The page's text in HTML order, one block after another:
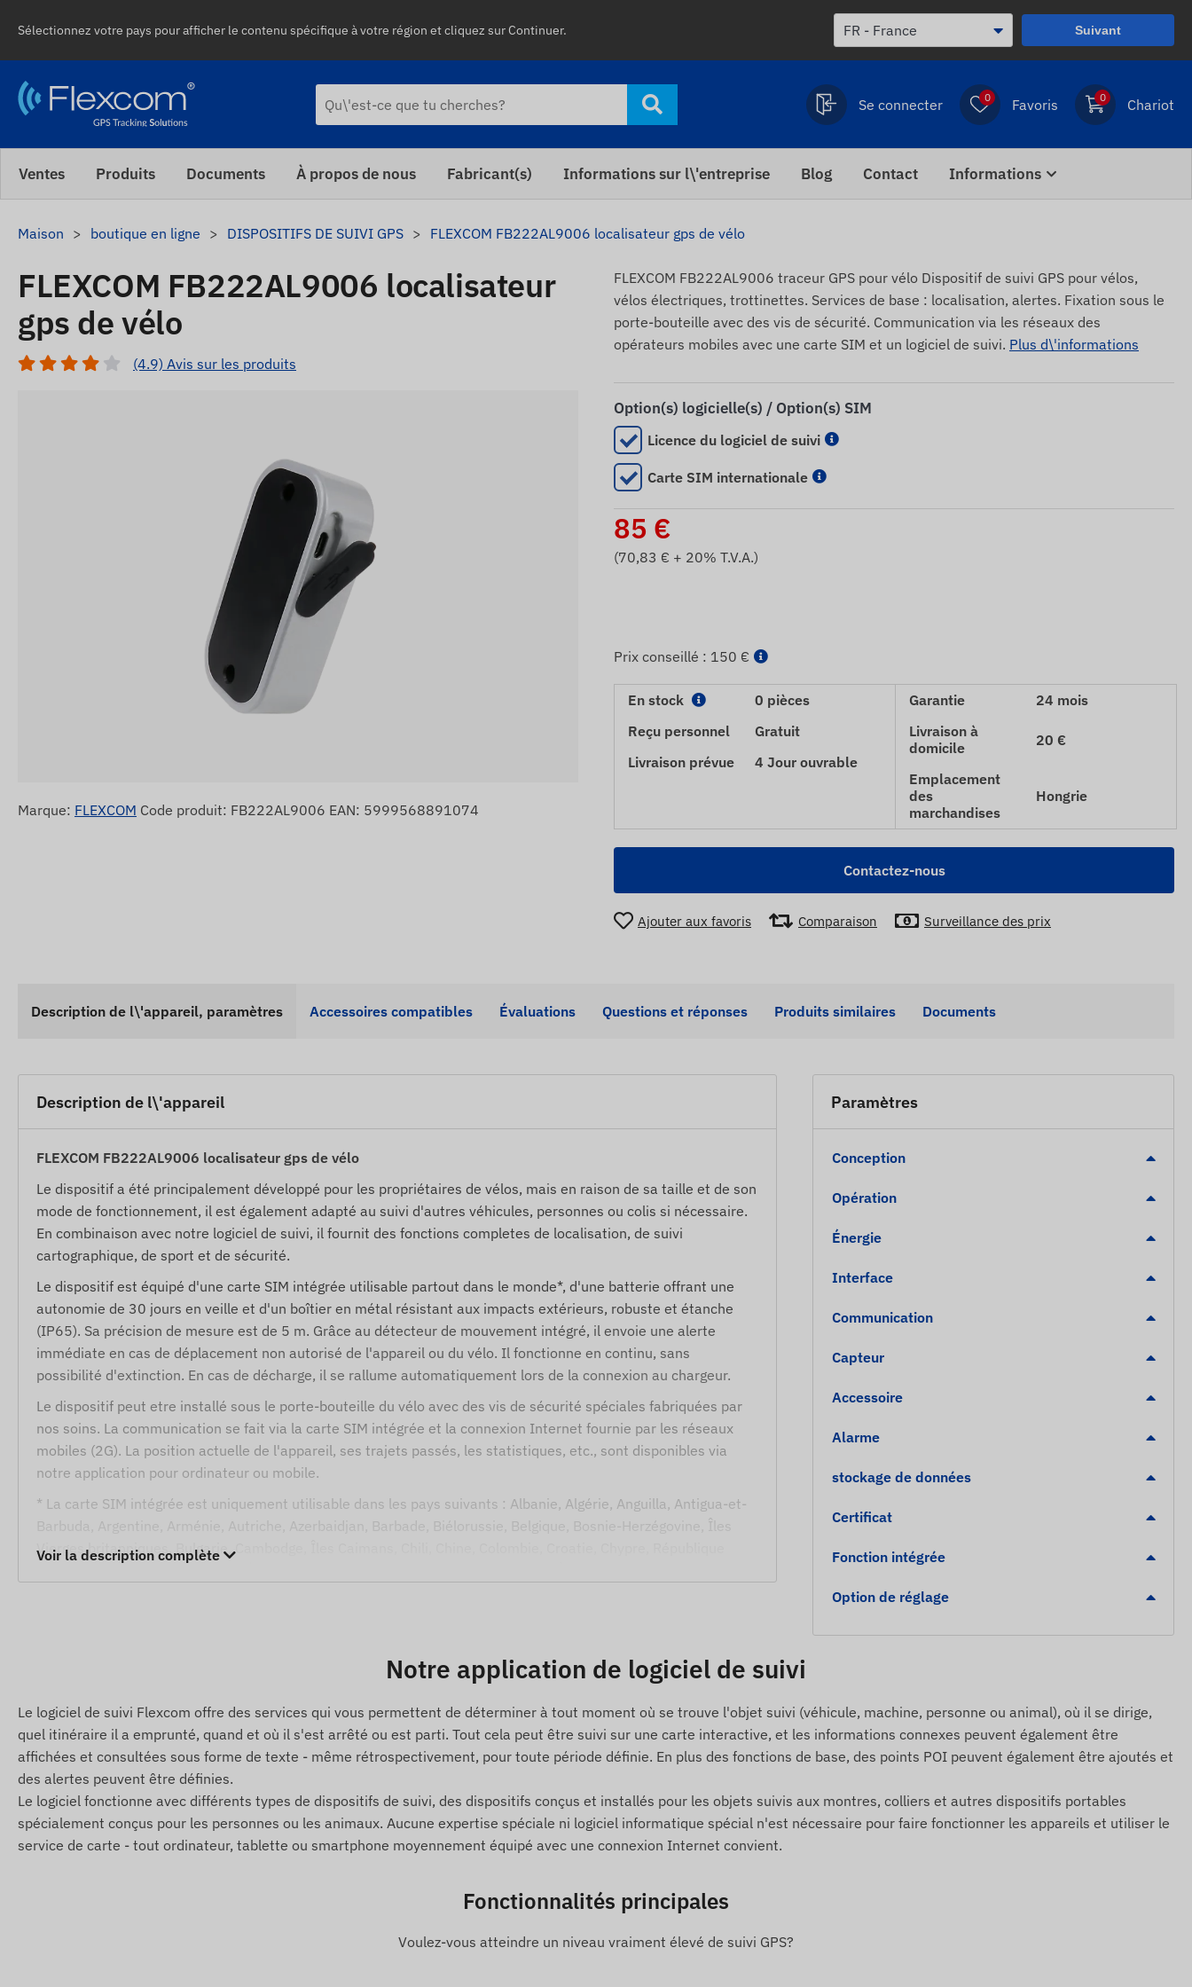
Sélectionnez votre pays pour afficher le contenu spécifique à votre région et cliquez sur Continuer. Suivant
Se connecter 0 Favoris 0 Chariot
Ventes Produits Documents À propos de nous Fabricant(s) Informations sur l\'entreprise Blog Contact Informations
Maison boutique en ligne DISPOSITIFS DE SUIVI GPS FLEXCOM FB222AL9006 localisateur gps de vélo
FLEXCOM FB222AL9006 localisateur
gps de vélo
(4.9) Avis sur les produits
Marque: FLEXCOM Code produit: FB222AL9006 EAN: 5999568891074
FLEXCOM FB222AL9006 traceur GPS pour vélo Dispositif de suivi GPS pour vélos,
vélos électriques, trottinettes. Services de base : localisation, alertes. Fixation sous le
porte-bouteille avec des vis de sécurité. Communication via les réseaux des
opérateurs mobiles avec une carte SIM et un logiciel de suivi. Plus d\'informations
Option(s) logicielle(s) / Option(s) SIM
Licence du logiciel de suivi
Carte SIM internationale
85 €
(70,83 € + 20% T.V.A.)
Prix ​​conseillé : 150 €
En stock
0 pièces
Reçu personnel
Gratuit
Livraison prévue
4 Jour ouvrable
Garantie
24 mois
Livraison à
domicile
20 €
Emplacement
des
marchandises
Hongrie
Contactez-nous
Ajouter aux favoris Comparaison Surveillance des prix
Description de l\'appareil, paramètres Accessoires compatibles Évaluations Questions et réponses Produits similaires Documents
Description de l\'appareil
FLEXCOM FB222AL9006 localisateur gps de vélo
Le dispositif a été principalement développé pour les propriétaires de vélos, mais en raison de sa taille et de son
mode de fonctionnement, il est également adapté au suivi d'autres véhicules, personnes ou colis si nécessaire.
En combinaison avec notre logiciel de suivi, il fournit des fonctions completes de localisation, de suivi
cartographique, de sport et de sécurité.
Le dispositif est équipé d'une carte SIM intégrée utilisable partout dans le monde*, d'une batterie offrant une
autonomie de 30 jours en veille et d'un boîtier en métal résistant aux impacts extérieurs, robuste et étanche
(IP65). Sa précision de mesure est de 5 m. Grâce au détecteur de mouvement intégré, il envoie une alerte
immédiate en cas de déplacement non autorisé de l'appareil ou du vélo. Il fonctionne en continu, sans
possibilité d'extinction. En cas de décharge, il se rallume automatiquement lors de la connexion au chargeur.
Le dispositif peut etre installé sous le porte-bouteille du vélo avec des vis de sécurité spéciales fabriquées par
nos soins. La communication se fait via la carte SIM intégrée et la connexion Internet fournie par les réseaux
mobiles (2G). La position actuelle de l'appareil, ses trajets passés, les statistiques, etc., sont disponibles via
notre application pour ordinateur ou mobile.
* La carte SIM intégrée est uniquement utilisable dans les pays suivants : Albanie, Algérie, Anguilla, Antigua-et-
Barbuda, Argentine, Arménie, Autriche, Azerbaidjan, Barbade, Biélorussie, Belgique, Bosnie-Herzégovine, Îles
Vierges britanniques, Bulgarie, Cambodge, Îles Caimans, Chili, Chine, Colombie, Croatie, Chypre, République
Monténégro, Montserrat, Pays-Bas, Nouvelle-Zélande, Macédoine du Nord, Norvege, Oman, Palestine, Paraguay,
Pérou, Philippines, Pologne, Portugal, Roumanie, Russie, Saint-Kitts-et-Nevis, Sainte-Lucie, Saint-Vincent-et-les-
Grenadines, Serbie, Slovaquie, Slovénie, Afrique du Sud, Espagne, Sri Lanka, Suede, Suisse, Thailande, Tunisie,
Turquie, Îles Turques-et-Caiques, Ukraine, Émirats arabes unis, États-Unis, Vietnam, Hong Kong
Services, caractéristiques
Compatibilité avec plusieurs systemes de satellites (GPS, GLONASS, GALILEO, BEIDOU)
Communication entre l'appareil et son propriétaire via les réseaux GSM 2G, a l'aide d'une carte SIM micro
Parametres de fonctionnement, interrogation de position via le logiciel
Voir la description complète
Paramètres
Conception
Opération
Énergie
Interface
Communication
Capteur
Accessoire
Alarme
stockage de données
Certificat
Fonction intégrée
Option de réglage
Notre application de logiciel de suivi
Le logiciel de suivi Flexcom offre des services qui vous permettent de déterminer à tout moment où se trouve l'objet suivi (véhicule, machine, personne ou animal), où il se dirige,
quel itinéraire il a emprunté, quand et où il s'est arrêté ou est parti. Tout cela peut être suivi sur une carte interactive, et les informations connexes peuvent également être
affichées et consultées sous forme de texte - même rétrospectivement, pour toute période définie. En plus des fonctions de base, des points POI peuvent également être ajoutés et
des alertes peuvent être définies.
Le logiciel fonctionne avec différents types de dispositifs de suivi, des dispositifs conçus et installés pour les objets suivis aux montres, colliers et autres dispositifs portables
spécialement conçus pour les personnes ou les animaux. Aucune expertise spéciale ni logiciel informatique spécial n'est nécessaire pour faire fonctionner les appareils et utiliser le
service de carte - tout ordinateur, tablette ou smartphone moyennement équipé avec une connexion Internet convient.
Fonctionnalités principales
Voulez-vous atteindre un niveau vraiment élevé de suivi GPS?